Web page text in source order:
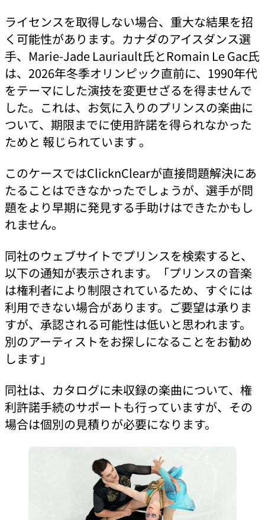
ライセンスを取得しない場合、重大な結果を招
く可能性があります。カナダのアイスダンス選
手、Marie-Jade Lauriault氏とRomain Le Gac氏
は、2026年冬季オリンピック直前に、1990年代
をテーマにした演技を変更せざるを得ませんで
した。これは、お気に入りのプリンスの楽曲に
ついて、期限までに使用許諾を得られなかった
ためと 報じられています 。
このケースではClicknClearが直接問題解決にあ
たることはできなかったでしょうが、選手が問
題をより早期に発見する手助けはできたかもし
れません。
同社のウェブサイトでプリンスを検索すると、
以下の通知が表示されます。「プリンスの音楽
は権利者により制限されているため、すぐには
利用できない場合があります。ご要望は承りま
すが、承認される可能性は低いと思われます。
別のアーティストをお探しになることをお勧め
します」
同社は、カタログに未収録の楽曲について、権
利許諾手続のサポートも行っていますが、その
場合は個別の見積りが必要になります。